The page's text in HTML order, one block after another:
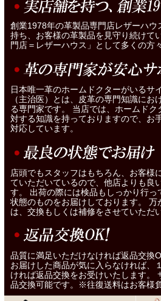
創業1978年の革製品専門店レザーハウ
持ち、お客様の革製品を見守り続けて
門店＝レザーハウス」として多くの方
日本唯一革のホームドクターがいるサ
（主治医）とは、皮革の専門知識にお
る専門家です。 当店では、ホームドク
対する知識を持っておりますので、お
対応しています。
店頭でもスタッフはもちろん、お客様
ていただいているので、他店よりも良
す。 出荷の際には検品もしっかり行
状態のものをお届けしております。 万
は、交換もしくは補修をさせていただ
品質に満足いただけなければ返品交換
お届けした商品が気に入らなければ、
ければ返品交換をお受けいたします。
品交換可能です。※往復送料はお客様負